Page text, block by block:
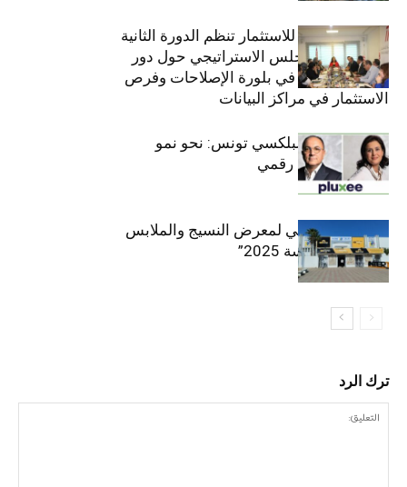
الهيئة التونسية للاستثمار تنظم الدورة الثانية
والعشرين للمجلس الاستراتيجي حول دور
القطاع الخاص في بلورة الإصلاحات وفرص
الاستثمار في مراكز البيانات
قيادة مزدوجة لبلكسي تونس: نحو نمو
متسارع وتحول رقمي
الافتتاح الرسمي لمعرض النسيج والملابس
“إنترتكس سوسة 2025”
ترك الرد